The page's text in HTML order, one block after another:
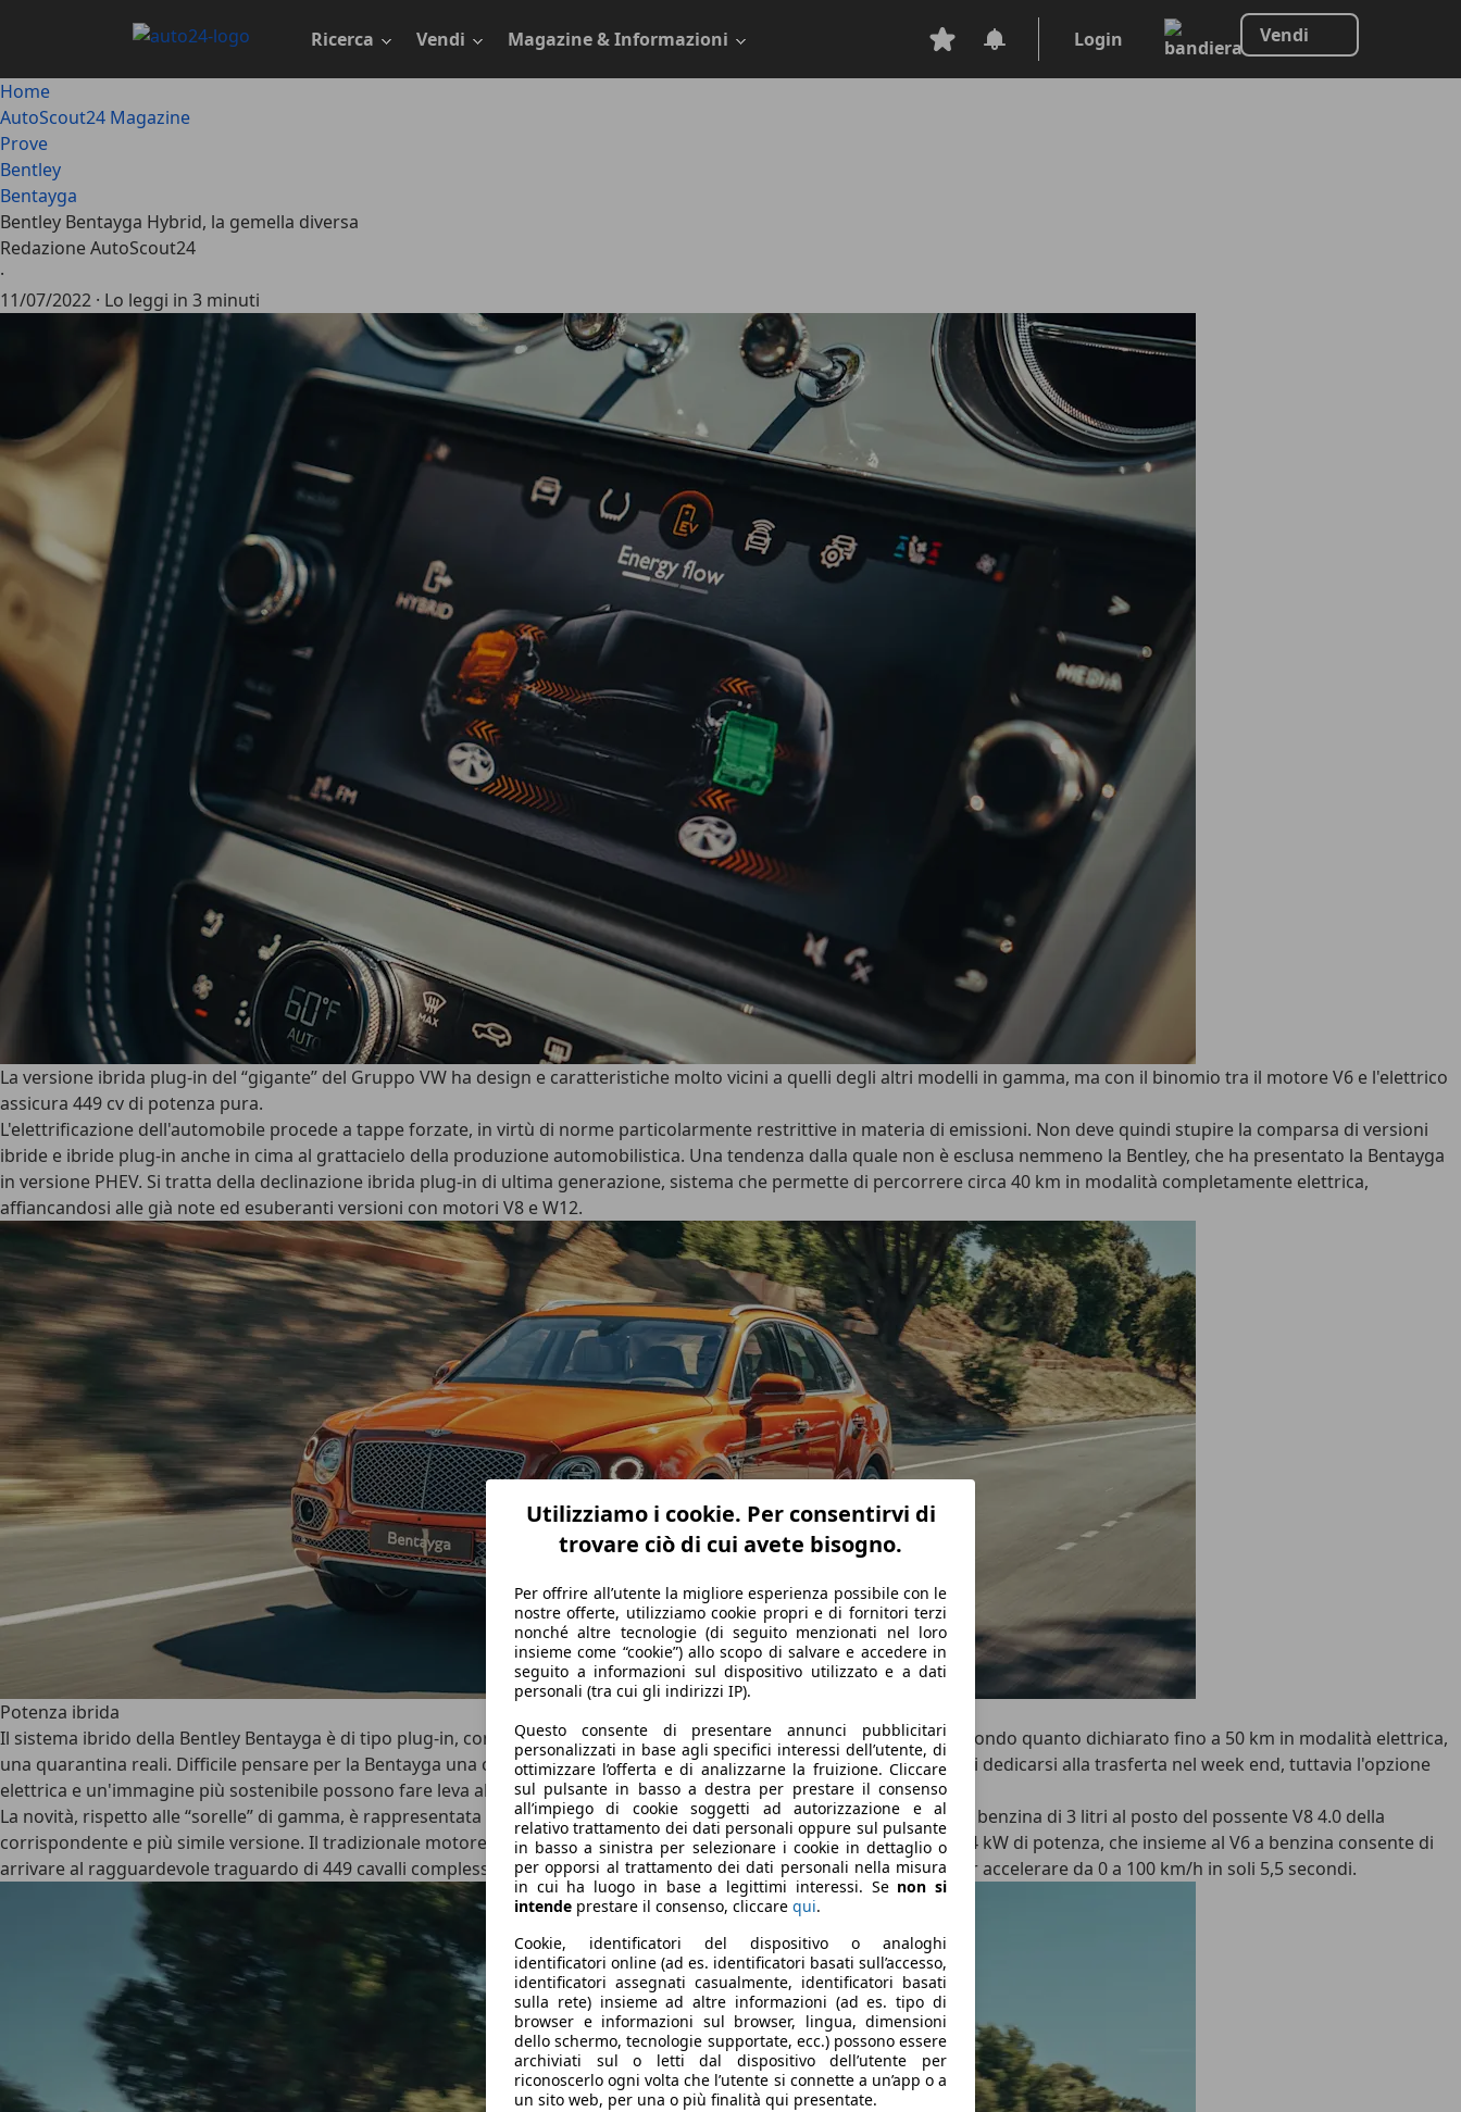
principale
Ricerca Vendi Magazine & Informazioni Login Vendi
Utilizziamo i cookie. Per consentirvi di
trovare ciò di cui avete bisogno.
Per offrire all’utente la migliore esperienza possibile con le
nostre offerte, utilizziamo cookie propri e di fornitori terzi
nonché altre tecnologie (di seguito menzionati nel loro
insieme come “cookie”) allo scopo di salvare e accedere in
seguito a informazioni sul dispositivo utilizzato e a dati
personali (tra cui gli indirizzi IP).
Questo consente di presentare annunci pubblicitari
personalizzati in base agli specifici interessi dell’utente, di
ottimizzare l’offerta e di analizzarne la fruizione. Cliccare
sul pulsante in basso a destra per prestare il consenso
all’impiego di cookie soggetti ad autorizzazione e al
relativo trattamento dei dati personali oppure sul pulsante
in basso a sinistra per selezionare i cookie in dettaglio o
per opporsi al trattamento dei dati personali nella misura
in cui ha luogo in base a legittimi interessi. Se non si
intende prestare il consenso, cliccare qui.
Cookie, identificatori del dispositivo o analoghi
identificatori online (ad es. identificatori basati sull’accesso,
identificatori assegnati casualmente, identificatori basati
sulla rete) insieme ad altre informazioni (ad es. tipo di
browser e informazioni sul browser, lingua, dimensioni
dello schermo, tecnologie supportate, ecc.) possono essere
archiviati sul o letti dal dispositivo dell’utente per
riconoscerlo ogni volta che l’utente si connette a un’app o a
un sito web, per una o più finalità qui presentate.
Home
AutoScout24 Magazine
Prove
Bentley
Bentayga
Bentley Bentayga Hybrid, la gemella diversa
Redazione AutoScout24
·
11/07/2022 · Lo leggi in 3 minuti
La versione ibrida plug-in del “gigante” del Gruppo VW ha design e caratteristiche molto vicini a quelli degli altri modelli in gamma, ma con il binomio tra il motore V6 e l'elettrico
assicura 449 cv di potenza pura.
L'elettrificazione dell'automobile procede a tappe forzate, in virtù di norme particolarmente restrittive in materia di emissioni. Non deve quindi stupire la comparsa di versioni
ibride e ibride plug-in anche in cima al grattacielo della produzione automobilistica. Una tendenza dalla quale non è esclusa nemmeno la Bentley, che ha presentato la Bentayga
in versione PHEV. Si tratta della declinazione ibrida plug-in di ultima generazione, sistema che permette di percorrere circa 40 km in modalità completamente elettrica,
affiancandosi alle già note ed esuberanti versioni con motori V8 e W12.
Potenza ibrida
Il sistema ibrido della Bentley Bentayga è di tipo plug-in, con una batteria agli ioni di litio in grado di far percorrere, secondo quanto dichiarato fino a 50 km in modalità elettrica,
una quarantina reali. Difficile pensare per la Bentayga una clientela che la usa in città per 5 giorni alla settimana per poi dedicarsi alla trasferta nel week end, tuttavia l'opzione
elettrica e un'immagine più sostenibile possono fare leva almeno su una parte del mercato.
La novità, rispetto alle “sorelle” di gamma, è rappresentata dal sistema ibrido di propulsione che propone un motore a benzina di 3 litri al posto del possente V8 4.0 della
corrispondente e più simile versione. Il tradizionale motore a combustione interna è abbinato a un'unità elettrica da 94 kW di potenza, che insieme al V6 a benzina consente di
arrivare al ragguardevole traguardo di 449 cavalli complessivi. Nonostante oltre 26 quintali di peso, sono sufficienti per accelerare da 0 a 100 km/h in soli 5,5 secondi.